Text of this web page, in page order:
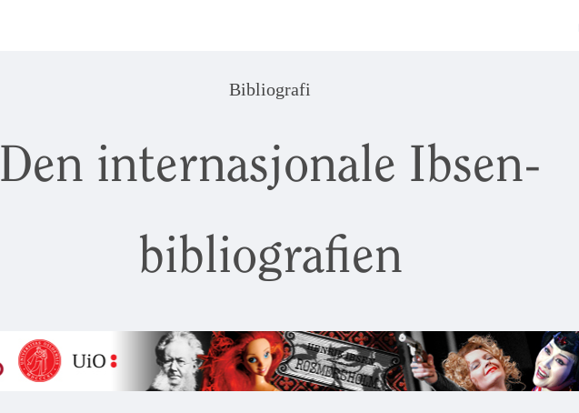
Bibliografi
Den internasjonale Ibsen-
bibliografien